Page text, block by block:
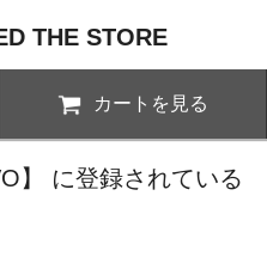
THE STORE
カートを見る
】 に登録されている